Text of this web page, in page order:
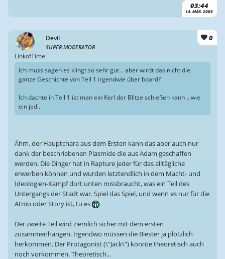
03:44
14. MÄR. 2009
Devil
SUPER-MODERATOR
0
LinkofTime:
Ich muss sagen es klingt so sehr gut .. aber wirdt das nicht die
ganze Geschichte von Teil 1 irgendwie über board?
Ich dachte in Teil 1 ist man ein Kerl der Blitze schießen kann .. wie
ein jedi.
Ähm, der Hauptchara aus dem Ersten kann das aber auch nur
dank der beschriebenen Plasmide die aus Adam geschaffen
werden. Die Dinger hat in Rapture jeder für das alltägliche
erwerben können und wurden letztendlich in dem Macht- und
Ideologien-Kampf dort unten missbraucht, was ein Teil des
Untergangs der Stadt war. Spiel das Spiel, und wenn es nur für die
Atmo oder Story ist, tu es
Der zweite Teil wird ziemlich sicher mit dem ersten
zusammenhängen. Irgendwo müssen die Biester ja plötzlich
herkommen. Der Protagonist (\"Jack\") könnte theoretisch auch
noch vorkommen. Theoretisch...